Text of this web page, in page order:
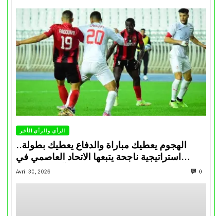
الرأي والرأي الأخر
الهجوم يعطيك مباراة والدفاع يعطيك بطولة..
استراتيجية ناجحة يتبعها الاتحاد العاصمي في
تتويجاته آخر السنوات
Avril 30, 2026 0